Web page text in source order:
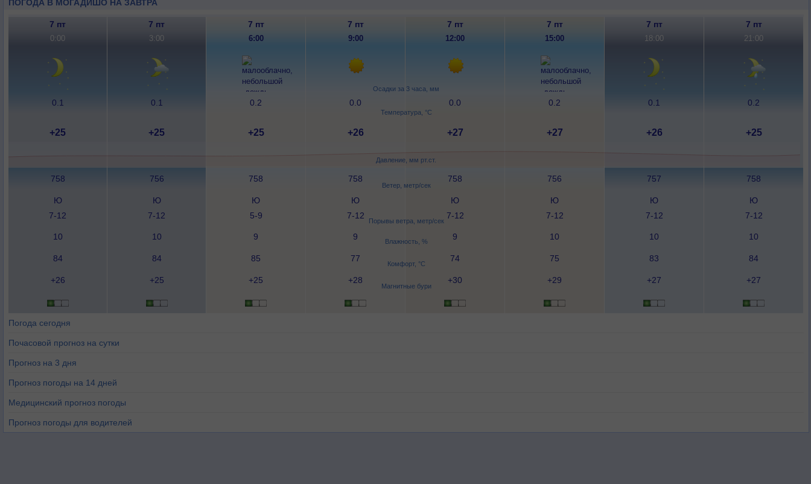
ПОГОДА В МОГАДИШО НА ЗАВТРА
Осадки за 3 часа, мм
Температура, °C
Давление, мм рт.ст.
Ветер, метр/сек
Порывы ветра, метр/сек
Влажность, %
Комфорт, °C
Магнитные бури
7 пт 7 пт 7 пт 7 пт 7 пт 7 пт 7 пт 7 пт
0:00 3:00 6:00 9:00 12:00 15:00 18:00 21:00
0.1 0.1 0.2 0.0 0.0 0.2 0.1 0.2
+25 +25 +25 +26 +27 +27 +26 +25
758 756 758 758 758 756 757 758
Ю
7-12
Ю
7-12
Ю
5-9
Ю
7-12
Ю
7-12
Ю
7-12
Ю
7-12
Ю
7-12
10 10 9 9 9 10 10 10
84 84 85 77 74 75 83 84
+26 +25 +25 +28 +30 +29 +27 +27
Погода сегодня
Почасовой прогноз на сутки
Прогноз на 3 дня
Прогноз погоды на 14 дней
Медицинский прогноз погоды
Прогноз погоды для водителей